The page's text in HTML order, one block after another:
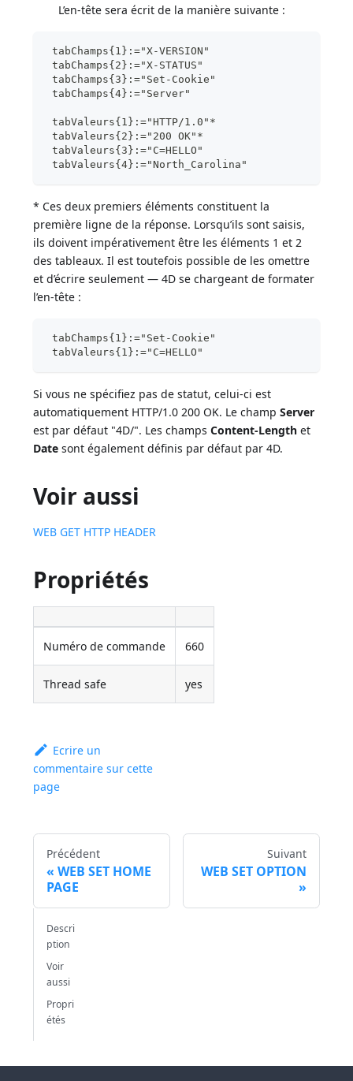
L’en-tête sera écrit de la manière suivante :
tabChamps{1}:="X-VERSION"
tabChamps{2}:="X-STATUS"
tabChamps{3}:="Set-Cookie"
tabChamps{4}:="Server"
tabValeurs{1}:="HTTP/1.0"*
tabValeurs{2}:="200 OK"*
tabValeurs{3}:="C=HELLO"
tabValeurs{4}:="North_Carolina"
* Ces deux premiers éléments constituent la
première ligne de la réponse. Lorsqu’ils sont saisis,
ils doivent impérativement être les éléments 1 et 2
des tableaux. Il est toutefois possible de les omettre
et d’écrire seulement — 4D se chargeant de formater
l’en-tête :
tabChamps{1}:="Set-Cookie"
tabValeurs{1}:="C=HELLO"
Si vous ne spécifiez pas de statut, celui-ci est
automatiquement HTTP/1.0 200 OK. Le champServer
est par défaut "4D/". Les champsContent-Length et
Date sont également définis par défaut par 4D.
Voir aussi
WEB GET HTTP HEADER
Propriétés
Numéro de commande 660
Thread safe yes
Ecrire un
commentaire sur cette
page
Précédent
WEB SET HOME
PAGE
Suivant
WEB SET OPTION
Descri
ption
Voir
aussi
Propri
étés